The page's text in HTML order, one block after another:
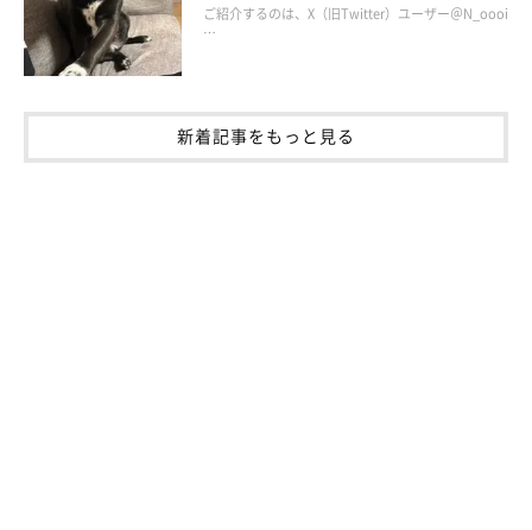
ご紹介するのは、X（旧Twitter）ユーザー＠N_oooi
…
新着記事をもっと見る